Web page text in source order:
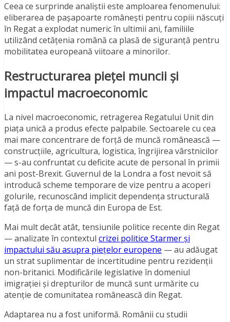
Ceea ce surprinde analiștii este amploarea fenomenului:
eliberarea de pașapoarte românești pentru copiii născuți
în Regat a explodat numeric în ultimii ani, familiile
utilizând cetățenia română ca plasă de siguranță pentru
mobilitatea europeană viitoare a minorilor.
Restructurarea pieței muncii și
impactul macroeconomic
La nivel macroeconomic, retragerea Regatului Unit din
piața unică a produs efecte palpabile. Sectoarele cu cea
mai mare concentrare de forță de muncă românească —
construcțiile, agricultura, logistica, îngrijirea vârstnicilor
— s-au confruntat cu deficite acute de personal în primii
ani post-Brexit. Guvernul de la Londra a fost nevoit să
introducă scheme temporare de vize pentru a acoperi
golurile, recunoscând implicit dependența structurală
față de forța de muncă din Europa de Est.
Mai mult decât atât, tensiunile politice recente din Regat
— analizate în contextul crizei politice Starmer și
impactului său asupra piețelor europene — au adăugat
un strat suplimentar de incertitudine pentru rezidenții
non-britanici. Modificările legislative în domeniul
imigrației și drepturilor de muncă sunt urmărite cu
atenție de comunitatea românească din Regat.
Adaptarea nu a fost uniformă. Românii cu studii